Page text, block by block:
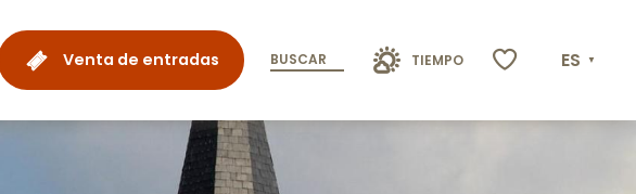
Venta de entradas BUSCAR TIEMPO ES